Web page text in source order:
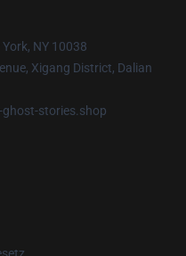
NY 10038
Xigang District, Dalian
stories.shop